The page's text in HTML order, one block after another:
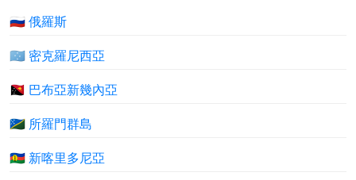
🇷🇺 俄羅斯
🇫🇲 密克羅尼西亞
🇵🇬 巴布亞新幾內亞
🇸🇧 所羅門群島
🇳🇨 新喀里多尼亞